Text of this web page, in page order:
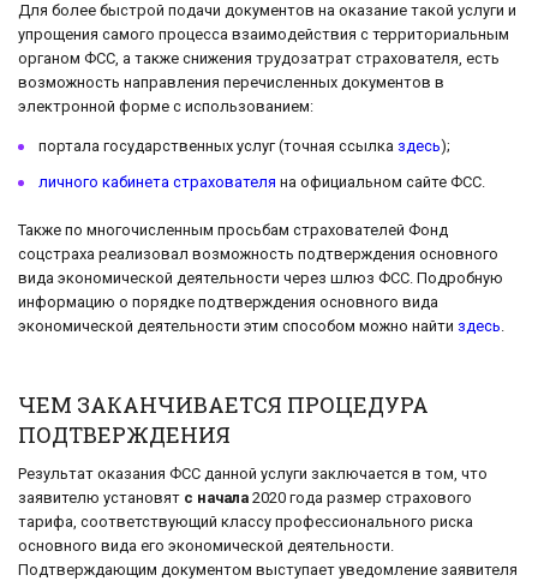
Для более быстрой подачи документов на оказание такой услуги и
упрощения самого процесса взаимодействия с территориальным
органом ФСС, а также снижения трудозатрат страхователя, есть
возможность направления перечисленных документов в
электронной форме с использованием:
портала государственных услуг (точная ссылка здесь);
личного кабинета страхователя на официальном сайте ФСС.
Также по многочисленным просьбам страхователей Фонд
соцстраха реализовал возможность подтверждения основного
вида экономической деятельности через шлюз ФСС. Подробную
информацию о порядке подтверждения основного вида
экономической деятельности этим способом можно найти здесь.
ЧЕМ ЗАКАНЧИВАЕТСЯ ПРОЦЕДУРА
ПОДТВЕРЖДЕНИЯ
Результат оказания ФСС данной услуги заключается в том, что
заявителю установят с начала 2020 года размер страхового
тарифа, соответствующий классу профессионального риска
основного вида его экономической деятельности.
Подтверждающим документом выступает уведомление заявителя